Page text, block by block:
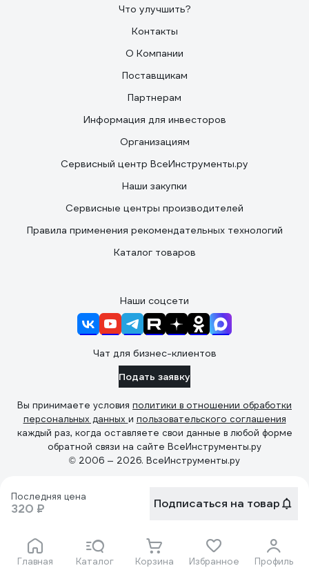
Последняя цена
320 ₽ Подписаться на товар
Главная Каталог Корзина Избранное Профиль
Что улучшить?
Контакты
О Компании
Поставщикам
Партнерам
Информация для инвесторов
Организациям
Сервисный центр ВсеИнструменты.ру
Наши закупки
Сервисные центры производителей
Правила применения рекомендательных технологий
Каталог товаров
Наши соцсети
Чат для бизнес-клиентов
Подать заявку
Вы принимаете условия политики в отношении обработки
персональных данных и пользовательского соглашения
каждый раз, когда оставляете свои данные в любой форме
обратной связи на сайте ВсеИнструменты.ру
© 2006 — 2026. ВсеИнструменты.ру